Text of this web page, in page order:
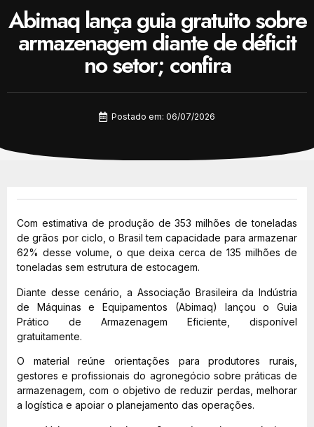
Abimaq lança guia gratuito sobre
armazenagem diante de déficit
no setor; confira
Postado em: 06/07/2026
Com estimativa de produção de 353 milhões de toneladas
de grãos por ciclo, o Brasil tem capacidade para armazenar
62% desse volume, o que deixa cerca de 135 milhões de
toneladas sem estrutura de estocagem.
Diante desse cenário, a Associação Brasileira da Indústria
de Máquinas e Equipamentos (Abimaq) lançou o Guia
Prático de Armazenagem Eficiente, disponível
gratuitamente.
O material reúne orientações para produtores rurais,
gestores e profissionais do agronegócio sobre práticas de
armazenagem, com o objetivo de reduzir perdas, melhorar
a logística e apoiar o planejamento das operações.